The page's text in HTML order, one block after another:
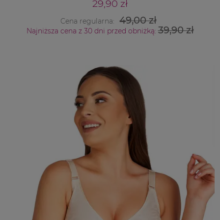
29,90 zł
Cena regularna: 49,00 zł
Najniższa cena z 30 dni przed obniżką:39,90 zł